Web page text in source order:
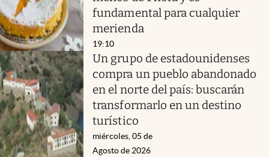
fundamental para cualquier
merienda
19:10
Un grupo de estadounidenses
compra un pueblo abandonado
en el norte del país: buscarán
transformarlo en un destino
turístico
miércoles, 05 de
Agosto de 2026